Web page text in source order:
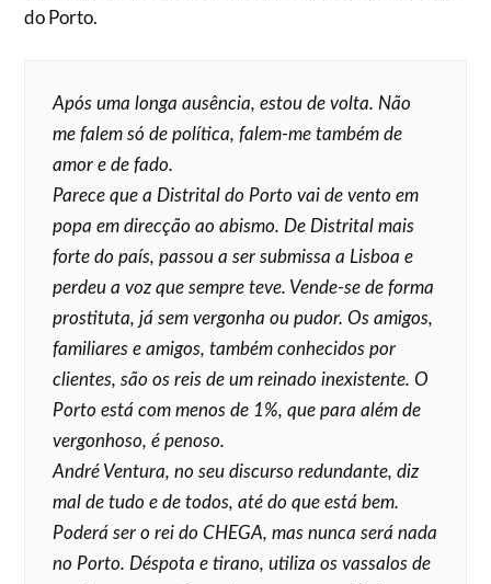
do Porto.
Após uma longa ausência, estou de volta. Não
me falem só de política, falem-me também de
amor e de fado.
Parece que a Distrital do Porto vai de vento em
popa em direcção ao abismo. De Distrital mais
forte do país, passou a ser submissa a Lisboa e
perdeu a voz que sempre teve. Vende-se de forma
prostituta, já sem vergonha ou pudor. Os amigos,
familiares e amigos, também conhecidos por
clientes, são os reis de um reinado inexistente. O
Porto está com menos de 1%, que para além de
vergonhoso, é penoso.
André Ventura, no seu discurso redundante, diz
mal de tudo e de todos, até do que está bem.
Poderá ser o rei do CHEGA, mas nunca será nada
no Porto. Déspota e tirano, utiliza os vassalos de